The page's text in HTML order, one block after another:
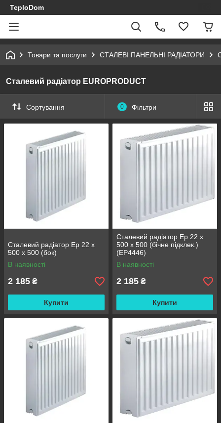
TeploDom
Товари та послуги СТАЛЕВІ ПАНЕЛЬНІ РАДІАТОРИ
Сталевий радіатор EUROPRODUCT
Сортування 0 Фільтри
Сталевий радіатор Ep 22 x
500 x 500 (бок)
В наявності
2 185 ₴
Купити
Сталевий радіатор Ep 22 x
500 x 500 (бічне підклек.)
(EP4446)
В наявності
2 185 ₴
Купити